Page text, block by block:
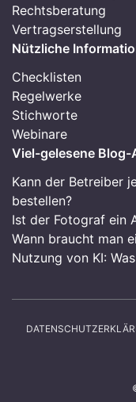
Rechtsberatung
Vertragserstellung
Nützliche
Checklisten
Regelwerke
Stichworte
Webinare
Viel-gelesene Blog-
Kann der Betreiber
bestellen?
Ist der Fotograf ein
Wann braucht man
Nutzung von KI: